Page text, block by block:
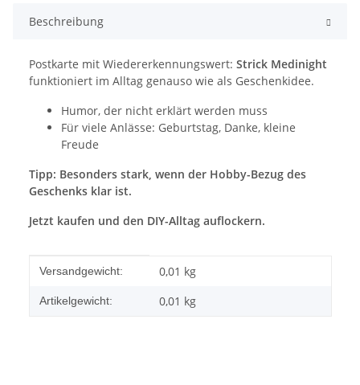
Beschreibung
Postkarte mit Wiedererkennungswert: Strick Medinight
funktioniert im Alltag genauso wie als Geschenkidee.
Humor, der nicht erklärt werden muss
Für viele Anlässe: Geburtstag, Danke, kleine
Freude
Tipp: Besonders stark, wenn der Hobby-Bezug des
Geschenks klar ist.
Jetzt kaufen und den DIY-Alltag auflockern.
Produkteigenschaft
Wert
Versandgewicht: 0,01 kg
Artikelgewicht: 0,01 kg